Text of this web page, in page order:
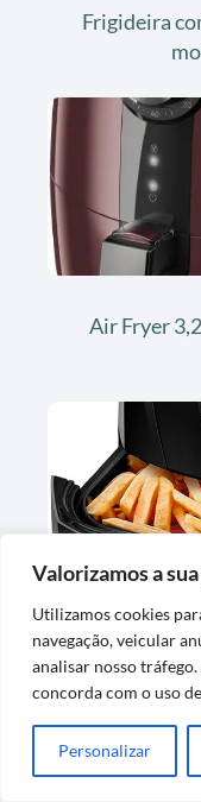
Valorizamos a
Utilizamos cookies
navegação, veicular
analisar nosso
concorda com o uso
Personalizar
Frigideira
Air Fryer
Fritadeira